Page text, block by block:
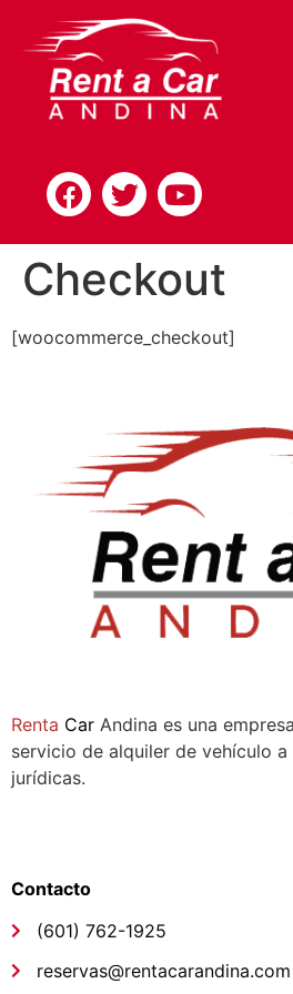
Checkout
[woocommerce_checkout]
Renta Car Andina es una
servicio de alquiler de vehículo
jurídicas.
Contacto
(601) 762-1925
reservas@rentacarandina.com